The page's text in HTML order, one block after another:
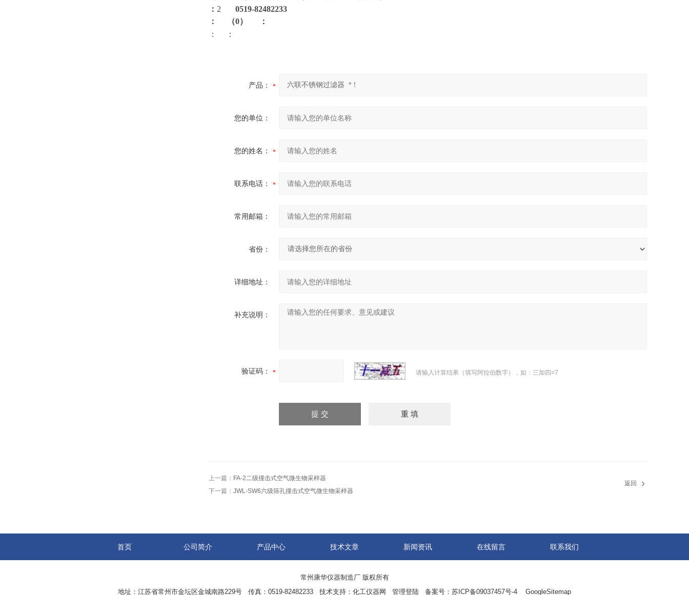
： 2 0519-82482233
： （0）
：
：
：
产品：
您的单位：
您的姓名：
联系电话：
常用邮箱：
省份：
详细地址：
补充说明：
验证码： 请输入计算结果（填写阿拉伯数字），如：三加四=7
上一篇： FA-2二级撞击式空气微生物采样器
下一篇： JWL-SW6六级筛孔撞击式空气微生物采样器
返回
首页 公司简介 产品中心 技术文章 新闻资讯 在线留言 联系我们
常州康华仪器制造厂 版权所有
地址：江苏省常州市金坛区金城南路229号 传真：0519-82482233 技术支持： 化工仪器网 管理登陆 备案号： 苏ICP备09037457号-4 GoogleSitemap